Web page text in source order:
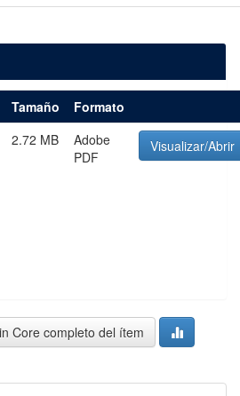
Tamaño
Formato
2.72 MB
Adobe
PDF
Visualizar/Abrir
Core completo del ítem